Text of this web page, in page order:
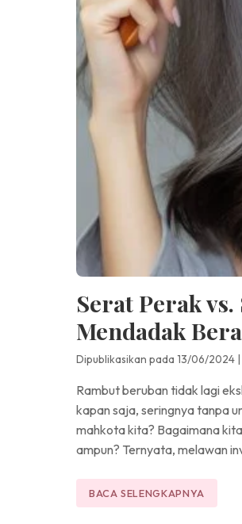
Serat Perak
Mendadak
Dipublikasikan pada 13/06/2024 |
Rambut beruban tidak lagi
kapan saja, seringnya tanpa
mahkota kita? Bagaimana
ampun? Ternyata, melawan
BACA SELENGKAPNYA